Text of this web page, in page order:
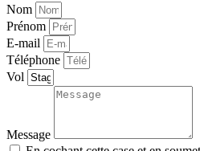
Nom
Prénom
E-mail
Téléphone
Vol
Message